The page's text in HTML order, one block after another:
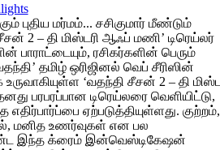
புதிய மர்மம்... சசிகுமார் மீண்டும்
2 – தி மிஸ்டரி ஆஃப் மணி’ டிரெய்லர்
பாராட்டையும், ரசிகர்களின் பெரும்
தமிழ் ஒரிஜினல் வெப் சீரிஸின்
‘வதந்தி சீசன் 2 – தி
பரபரப்பான டிரெய்லரை வெளியிட்டு,
எதிர்பார்ப்பை ஏற்படுத்தியுள்ளது. குற்றம்,
மனித உணர்வுகள் என பல
இந்த க்ரைம் இன்வெஸ்டிகேஷன்